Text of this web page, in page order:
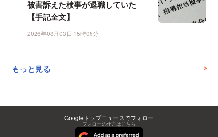
被害訴えた検事が退職していた
【手記全文】
2026年08月03日 15時05分
もっと見る
Googleトップニュースでフォロー
フォローの仕方はこちら